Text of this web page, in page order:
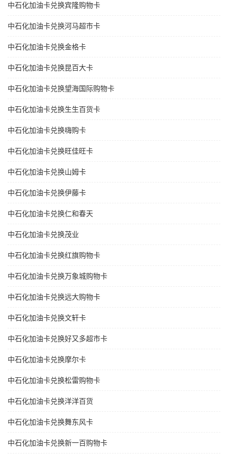
中石化加油卡兑换宾隆购物卡
中石化加油卡兑换河马超市卡
中石化加油卡兑换金格卡
中石化加油卡兑换昆百大卡
中石化加油卡兑换望海国际购物卡
中石化加油卡兑换生生百货卡
中石化加油卡兑换嗨购卡
中石化加油卡兑换旺佳旺卡
中石化加油卡兑换山姆卡
中石化加油卡兑换伊藤卡
中石化加油卡兑换仁和春天
中石化加油卡兑换茂业
中石化加油卡兑换红旗购物卡
中石化加油卡兑换万象城购物卡
中石化加油卡兑换远大购物卡
中石化加油卡兑换文轩卡
中石化加油卡兑换好又多超市卡
中石化加油卡兑换摩尔卡
中石化加油卡兑换松雷购物卡
中石化加油卡兑换洋洋百货
中石化加油卡兑换舞东风卡
中石化加油卡兑换新一百购物卡